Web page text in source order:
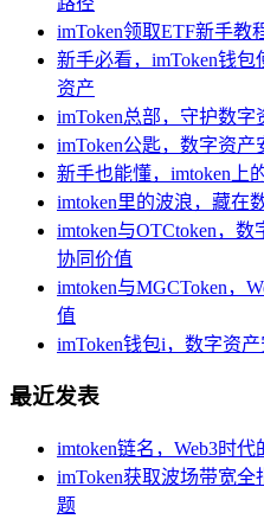
imToken领取ETF新手教
新手必看，imToken钱
资产
imToken总部，守护数
imToken公匙，数字资
新手也能懂，imtoken上
imtoken里的波浪，藏在
imtoken与OTCtoken，
协同价值
imtoken与MGCToken，
值
imToken钱包i，数字资
最近发表
imtoken链名，Web3时
imToken获取波场带宽
题